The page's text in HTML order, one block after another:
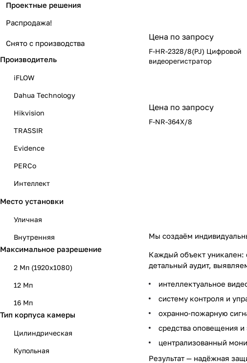
Цена по запросу
F-HR-2328/8(PJ) Цифровой
видеорегистратор
Цена по запросу
F-NR-364X/8
Мы создаём
Каждый объект уникален:
детальный аудит,
интеллектуальное
систему контроля и
охранно‑пожарную
средства оповещения и
централизованный
Результат — надёжная
Проектные решения
Распродажа!
Снято с производства
Производитель
iFLOW
Dahua Technology
Hikvision
TRASSIR
Evidence
PERCo
Интеллект
Optimus
Место установки
Уличная
Внутренняя
Максимальное разрешение
2 Мп (1920x1080)
12 Мп
16 Мп
Тип корпуса камеры
Цилиндрическая
Купольная